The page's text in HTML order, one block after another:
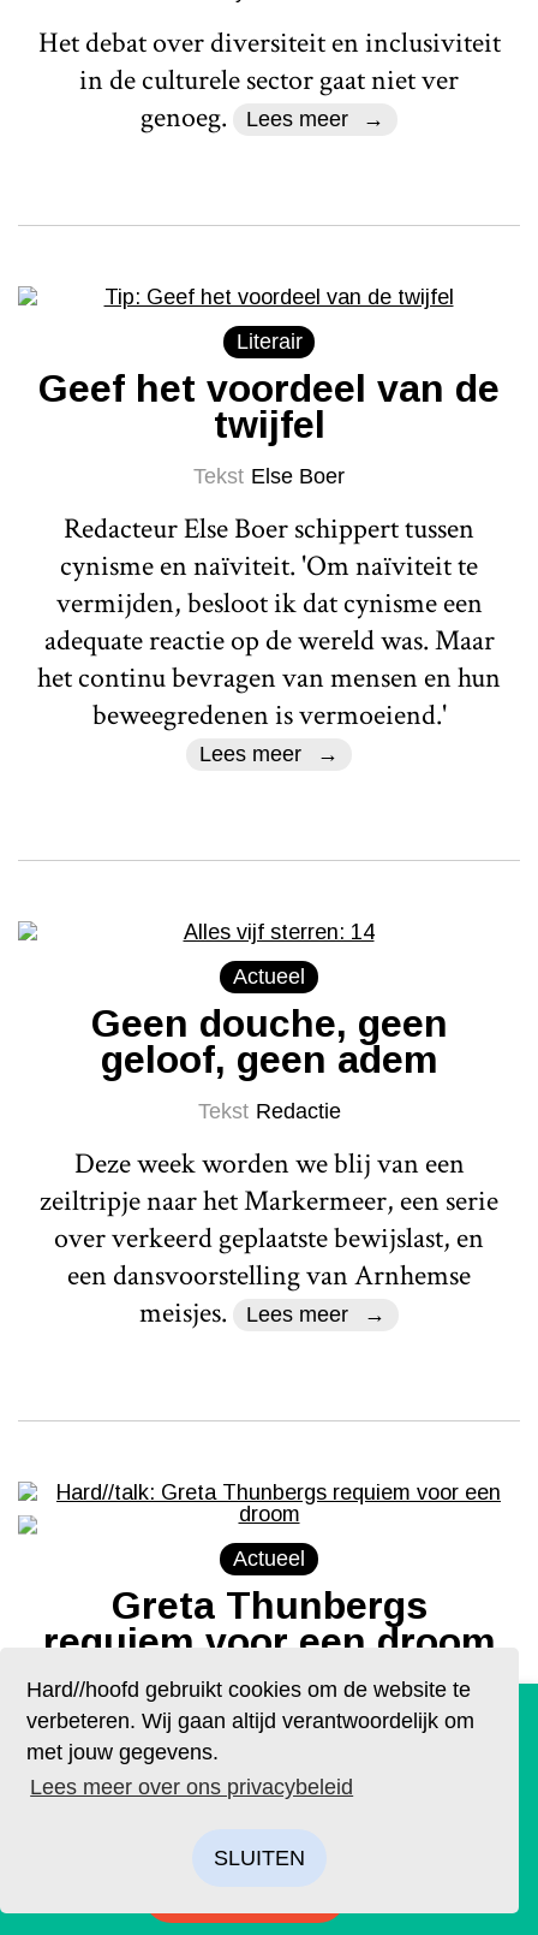
Hard//hoofd gebruikt cookies om de website te
verbeteren. Wij gaan altijd verantwoordelijk om
met jouw gegevens.
Lees meer over ons privacybeleid
SLUITEN
Het debat over diversiteit en inclusiviteit
in de culturele sector gaat niet ver
genoeg.
Lees meer
Literair
Geef het voordeel van de
twijfel
Tekst Else Boer
Redacteur Else Boer schippert tussen
cynisme en naïviteit. 'Om naïviteit te
vermijden, besloot ik dat cynisme een
adequate reactie op de wereld was. Maar
het continu bevragen van mensen en hun
beweegredenen is vermoeiend.'
Lees meer
Actueel
Geen douche, geen
geloof, geen adem
Tekst Redactie
Deze week worden we blij van een
zeiltripje naar het Markermeer, een serie
over verkeerd geplaatste bewijslast, en
een dansvoorstelling van Arnhemse
meisjes.
Lees meer
Actueel
Greta Thunbergs
requiem voor een droom
Tekst Mark de Boorder
Thunberg deinst er niet voor terug een
onderdeel te worden van haar eigen
De geruchten zijn waar. Lees Hard//hoofd nu ook op
papier!
Bestel op tijd je eigen exemplaar van de eerste editie, met
als thema: ‘Ik’. We hebben drie covers ontworpen. Kies je